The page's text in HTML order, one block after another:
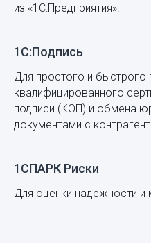
из «1С:Предприятия».
1С:Подпись
Для простого и быстрого
квалифицированного
подписи (КЭП) и обмена
документами с
1СПАРК Риски
Для оценки надежности и